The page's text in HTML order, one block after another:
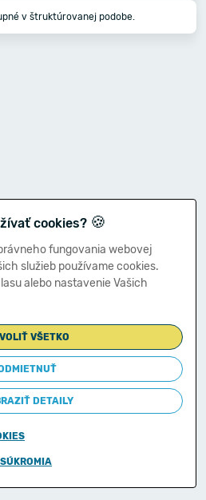
v štruktúrovanej podobe.
cookies? 🍪
fungovania webovej
služieb používame cookies.
alebo nastavenie Vašich
VŠETKO
DETAILY
© 2011-2026